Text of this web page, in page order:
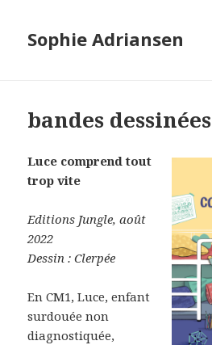
Sophie Adriansen
bandes dessinées
Luce comprend tout
trop vite
Editions Jungle, août
2022
Dessin : Clerpée
En CM1, Luce, enfant
surdouée non
diagnostiquée,